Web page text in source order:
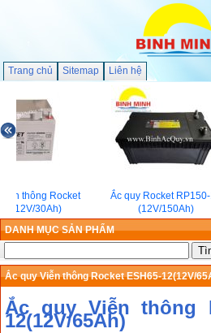
Trang chủ Sitemap Liên hệ
thông Rocket
30Ah)
Ắc quy Rocket RP150-
(12V/150Ah)
DANH MỤC SẢN PHẨM
Ắc quy Viễn thông Rocket ESH65-12(12V/
Ắc quy Viễn thông
12(12V/65Ah)